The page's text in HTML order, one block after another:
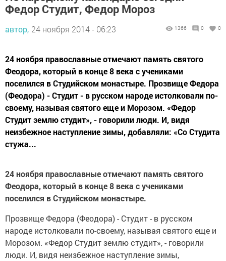
Федор Студит, Федор Мороз
автор, 24 ноября 2014 - 06:23 1366 0 0
24 ноября православные отмечают память святого
Феодора, который в конце 8 века с учениками
поселился в Студийском монастыре. Прозвище Федора
(Феодора) - Студит - в русском народе истолковали по-
своему, называя святого еще и Морозом. «Федор
Студит землю студит», - говорили люди. И, видя
неизбежное наступление зимы, добавляли: «Со Студита
стужа...
24 ноября православные отмечают память святого
Феодора, который в конце 8 века с учениками
поселился в Студийском монастыре.
Прозвище Федора (Феодора) - Студит - в русском
народе истолковали по-своему, называя святого еще и
Морозом. «Федор Студит землю студит», - говорили
люди. И, видя неизбежное наступление зимы,